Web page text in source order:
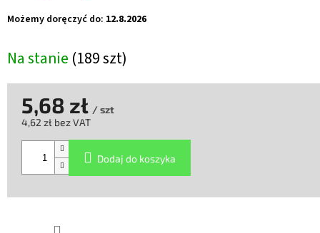
Na stanie (189 szt)
Możemy doręczyć do: 12.8.2026
5,68 zł / szt
4,62 zł bez VAT
jednostkowa:
Dodaj do koszyka